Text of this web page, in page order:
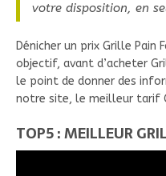
votre disposition, en
Dénicher un prix Grille
objectif, avant d’acheter
le point de donner des
notre site, le meilleur tarif
TOP5 : MEILLEUR